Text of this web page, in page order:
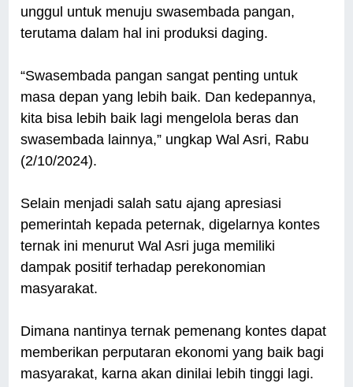
unggul untuk menuju swasembada pangan,
terutama dalam hal ini produksi daging.
“Swasembada pangan sangat penting untuk
masa depan yang lebih baik. Dan kedepannya,
kita bisa lebih baik lagi mengelola beras dan
swasembada lainnya,” ungkap Wal Asri, Rabu
(2/10/2024).
Selain menjadi salah satu ajang apresiasi
pemerintah kepada peternak, digelarnya kontes
ternak ini menurut Wal Asri juga memiliki
dampak positif terhadap perekonomian
masyarakat.
Dimana nantinya ternak pemenang kontes dapat
memberikan perputaran ekonomi yang baik bagi
masyarakat, karna akan dinilai lebih tinggi lagi.